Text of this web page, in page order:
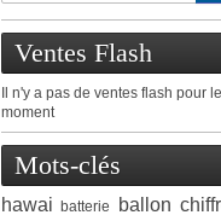
Ventes Flash
Il n'y a pas de ventes flash pour le
moment
Mots-clés
hawai batterie ballon